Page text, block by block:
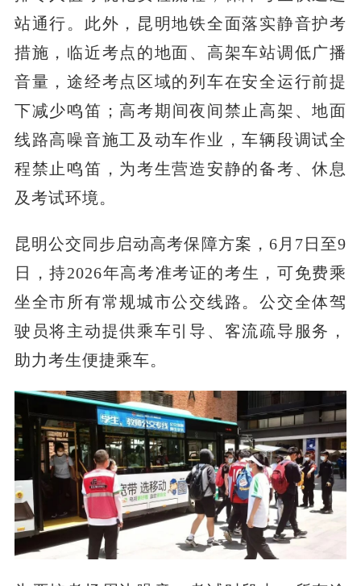
站通行。此外，昆明地铁全面落实静音护考
措施，临近考点的地面、高架车站调低广播
音量，途经考点区域的列车在安全运行前提
下减少鸣笛；高考期间夜间禁止高架、地面
线路高噪音施工及动车作业，车辆段调试全
程禁止鸣笛，为考生营造安静的备考、休息
及考试环境。
昆明公交同步启动高考保障方案，6月7日至9
日，持2026年高考准考证的考生，可免费乘
坐全市所有常规城市公交线路。公交全体驾
驶员将主动提供乘车引导、客流疏导服务，
助力考生便捷乘车。